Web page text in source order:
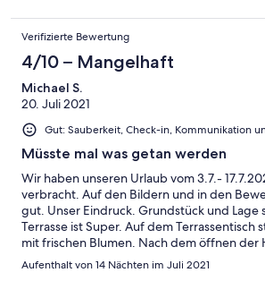
Verifizierte Bewertung
4/10 – Mangelhaft
Michael S.
20. Juli 2021
Gut: Sauberkeit, Check-in, Kommunikation
Müsste mal was getan werden
Wir haben unseren Urlaub vom 3.7.-
verbracht. Auf den Bildern und in den
gut. Unser Eindruck. Grundstück und Lage
Terrasse ist Super. Auf dem Terrassentisch
mit frischen Blumen. Nach dem öffnen der
am liebsten sofort wieder umgedreht. Uns
Aufenthalt von 14 Nächten im Juli 2021